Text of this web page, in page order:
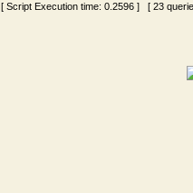
[ Script Execution time: 0.2596] [ 23